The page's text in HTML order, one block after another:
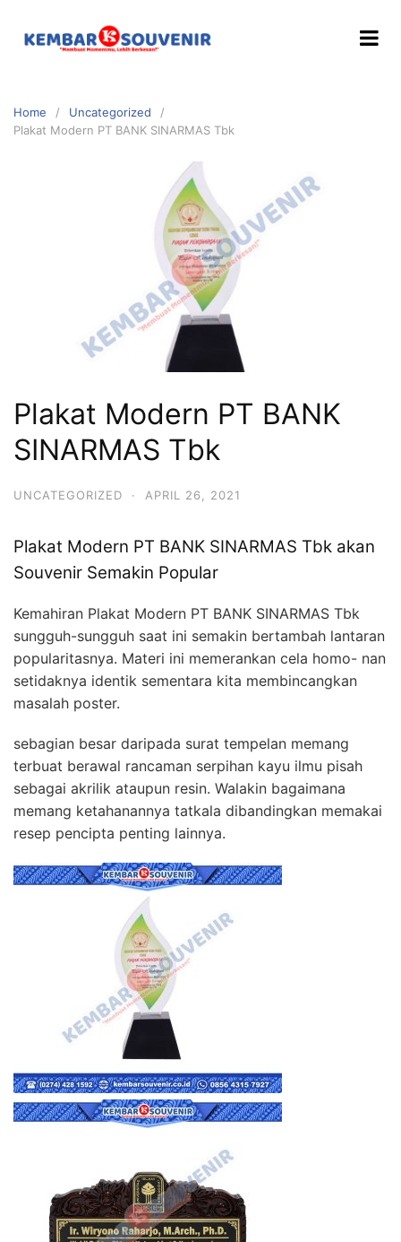
Home
Uncategorized
Plakat Modern PT BANK SINARMAS Tbk
Plakat Modern PT BANK
SINARMAS Tbk
UNCATEGORIZED · APRIL 26, 2021
Plakat Modern PT BANK SINARMAS Tbk akan
Souvenir Semakin Popular
Kemahiran Plakat Modern PT BANK SINARMAS Tbk
sungguh-sungguh saat ini semakin bertambah lantaran
popularitasnya. Materi ini memerankan cela homo- nan
setidaknya identik sementara kita membincangkan
masalah poster.
sebagian besar daripada surat tempelan memang
terbuat berawal rancaman serpihan kayu ilmu pisah
sebagai akrilik ataupun resin. Walakin bagaimana
memang ketahanannya tatkala dibandingkan memakai
resep pencipta penting lainnya.